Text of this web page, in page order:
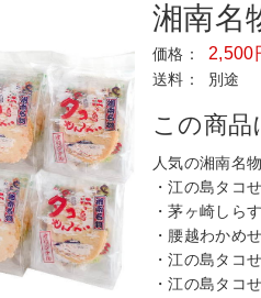
湘南名
価格： 2,500
送料： 別途
この商品
人気の湘南名
・江の島タコ
・茅ヶ崎しら
・腰越わかめ
・江の島タコ
・江の島タコ